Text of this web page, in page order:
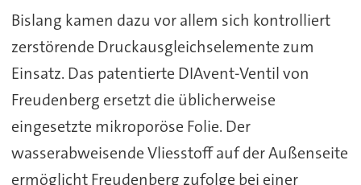
Bislang kamen dazu vor allem sich kontrolliert
zerstörende Druckausgleichselemente zum
Einsatz. Das patentierte DIAvent-Ventil von
Freudenberg ersetzt die üblicherweise
eingesetzte mikroporöse Folie. Der
wasserabweisende Vliesstoff auf der Außenseite
ermöglicht Freudenberg zufolge bei einer